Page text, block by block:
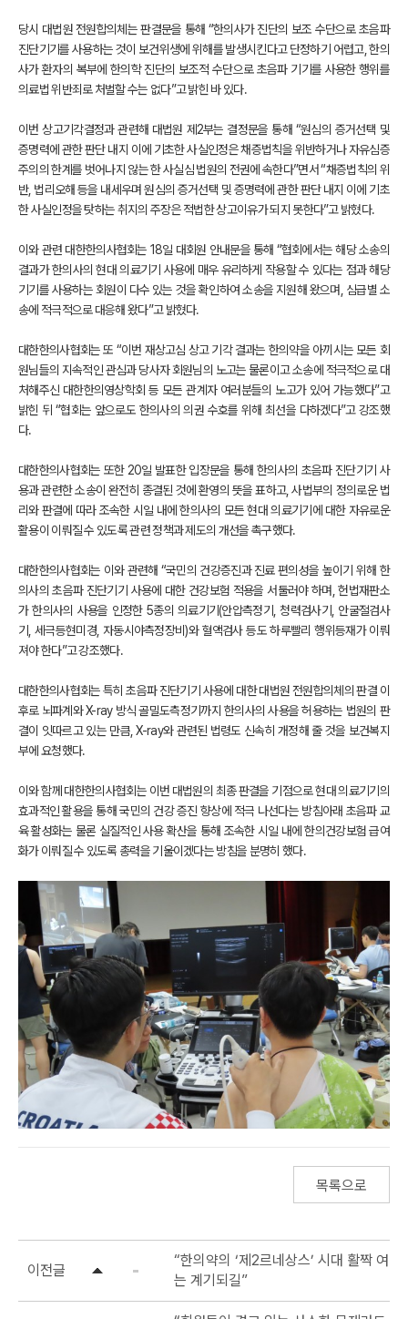
당시 대법원 전원합의체는 판결문을 통해 “한의사가 진단의 보조 수단으로 초음파
진단기기를 사용하는 것이 보건위생에 위해를 발생시킨다고 단정하기 어렵고, 한의
사가 환자의 복부에 한의학 진단의 보조적 수단으로 초음파 기기를 사용한 행위를
의료법 위반죄로 처벌할 수는 없다”고 밝힌 바 있다.
이번 상고기각결정과 관련해 대법원 제2부는 결정문을 통해 “원심의 증거선택 및
증명력에 관한 판단 내지 이에 기초한 사실인정은 채증법칙을 위반하거나 자유심증
주의의 한계를 벗어나지 않는 한 사실심 법원의 전권에 속한다”면서 “채증법칙의 위
반, 법리오해 등을 내세우며 원심의 증거선택 및 증명력에 관한 판단 내지 이에 기초
한 사실인정을 탓하는 취지의 주장은 적법한 상고이유가 되지 못한다”고 밝혔다.
이와 관련 대한한의사협회는 18일 대회원 안내문을 통해 “협회에서는 해당 소송의
결과가 한의사의 현대 의료기기 사용에 매우 유리하게 작용할 수 있다는 점과 해당
기기를 사용하는 회원이 다수 있는 것을 확인하여 소송을 지원해 왔으며, 심급별 소
송에 적극적으로 대응해 왔다”고 밝혔다.
대한한의사협회는 또 “이번 재상고심 상고 기각 결과는 한의약을 아끼시는 모든 회
원님들의 지속적인 관심과 당사자 회원님의 노고는 물론이고 소송에 적극적으로 대
처해주신 대한한의영상학회 등 모든 관계자 여러분들의 노고가 있어 가능했다”고
밝힌 뒤 “협회는 앞으로도 한의사의 의권 수호를 위해 최선을 다하겠다”고 강조했
다.
대한한의사협회는 또한 20일 발표한 입장문을 통해 한의사의 초음파 진단기기 사
용과 관련한 소송이 완전히 종결된 것에 환영의 뜻을 표하고, 사법부의 정의로운 법
리와 판결에 따라 조속한 시일 내에 한의사의 모든 현대 의료기기에 대한 자유로운
활용이 이뤄질 수 있도록 관련 정책과 제도의 개선을 촉구했다.
대한한의사협회는 이와 관련해 “국민의 건강증진과 진료 편의성을 높이기 위해 한
의사의 초음파 진단기기 사용에 대한 건강보험 적용을 서둘러야 하며, 헌법재판소
가 한의사의 사용을 인정한 5종의 의료기기(안압측정기, 청력검사기, 안굴절검사
기, 세극등현미경, 자동시야측정장비)와 혈액검사 등도 하루빨리 행위등재가 이뤄
져야 한다”고 강조했다.
대한한의사협회는 특히 초음파 진단기기 사용에 대한 대법원 전원합의체의 판결 이
후로 뇌파계와 X-ray 방식 골밀도측정기까지 한의사의 사용을 허용하는 법원의 판
결이 잇따르고 있는 만큼, X-ray와 관련된 법령도 신속히 개정해 줄 것을 보건복지
부에 요청했다.
이와 함께 대한한의사협회는 이번 대법원의 최종 판결을 기점으로 현대 의료기기의
효과적인 활용을 통해 국민의 건강 증진 향상에 적극 나선다는 방침아래 초음파 교
육 활성화는 물론 실질적인 사용 확산을 통해 조속한 시일 내에 한의건강보험 급여
화가 이뤄질 수 있도록 총력을 기울이겠다는 방침을 분명히 했다.
목록으로
이전글
“한의약의 ‘제2르네상스’ 시대 활짝 여
는 계기되길”